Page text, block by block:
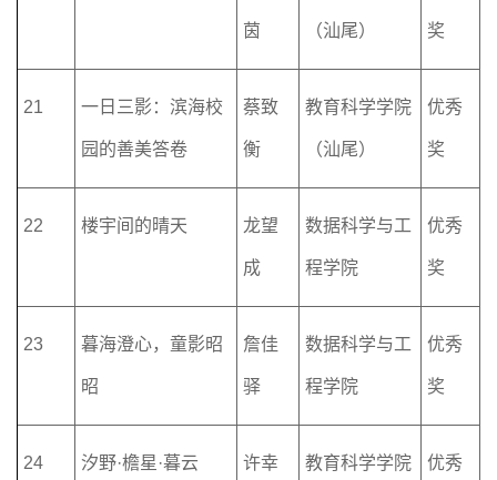
茵 （汕尾） 奖
21 一日三影：滨海校
园的善美答卷
蔡致
衡
教育科学学院
（汕尾）
优秀
奖
22 楼宇间的晴天 龙望
成
数据科学与工
程学院
优秀
奖
23 暮海澄心，童影昭
昭
詹佳
驿
数据科学与工
程学院
优秀
奖
24 汐野·檐星·暮云 许幸 教育科学学院 优秀